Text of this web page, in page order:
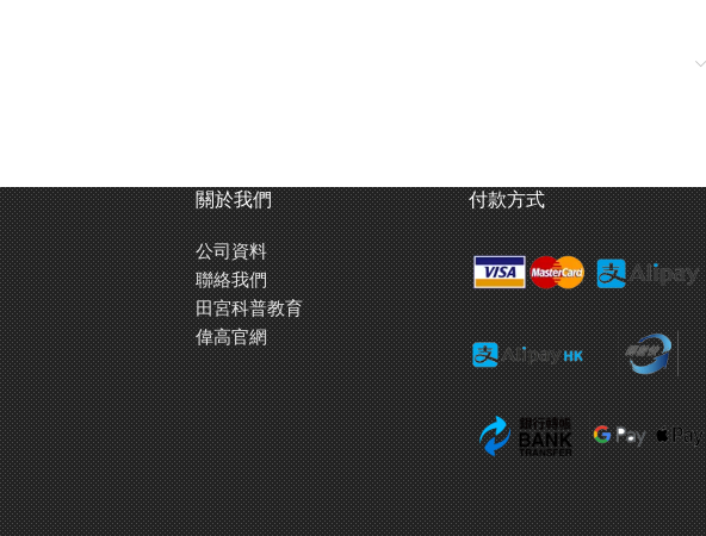
關於我們
公司資料
聯絡我們
田宮科普教育
偉高官網
付款方式